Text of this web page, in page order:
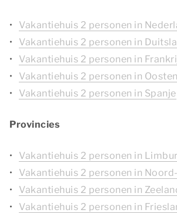
Vakantiehuis 2 personen in
Vakantiehuis 2 personen in
Vakantiehuis 2 personen in
Vakantiehuis 2 personen in
Vakantiehuis 2 personen in Spanje
Provincies
Vakantiehuis 2 personen in
Vakantiehuis 2 personen in
Vakantiehuis 2 personen in
Vakantiehuis 2 personen in